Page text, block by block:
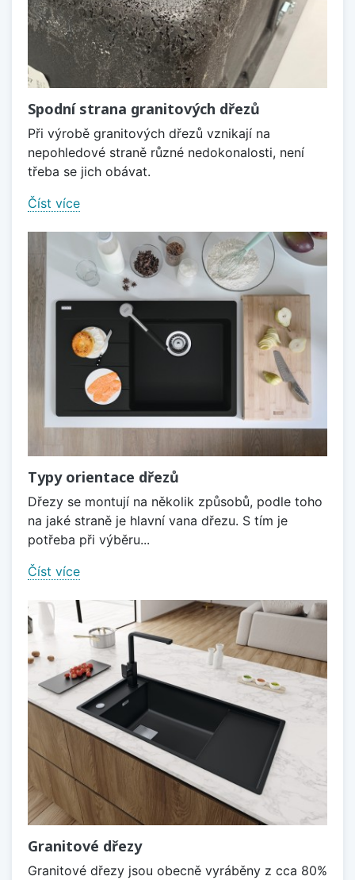
Spodní strana granitových dřezů
Při výrobě granitových dřezů vznikají na
nepohledové straně různé nedokonalosti, není
třeba se jich obávat.
Číst více
Typy orientace dřezů
Dřezy se montují na několik způsobů, podle toho
na jaké straně je hlavní vana dřezu. S tím je
potřeba při výběru...
Číst více
Granitové dřezy
Granitové dřezy jsou obecně vyráběny z cca 80%